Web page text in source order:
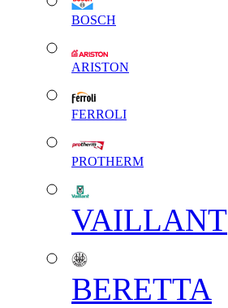
BOSCH
ARISTON
FERROLI
PROTHERM
VAILLANT
BERETTA